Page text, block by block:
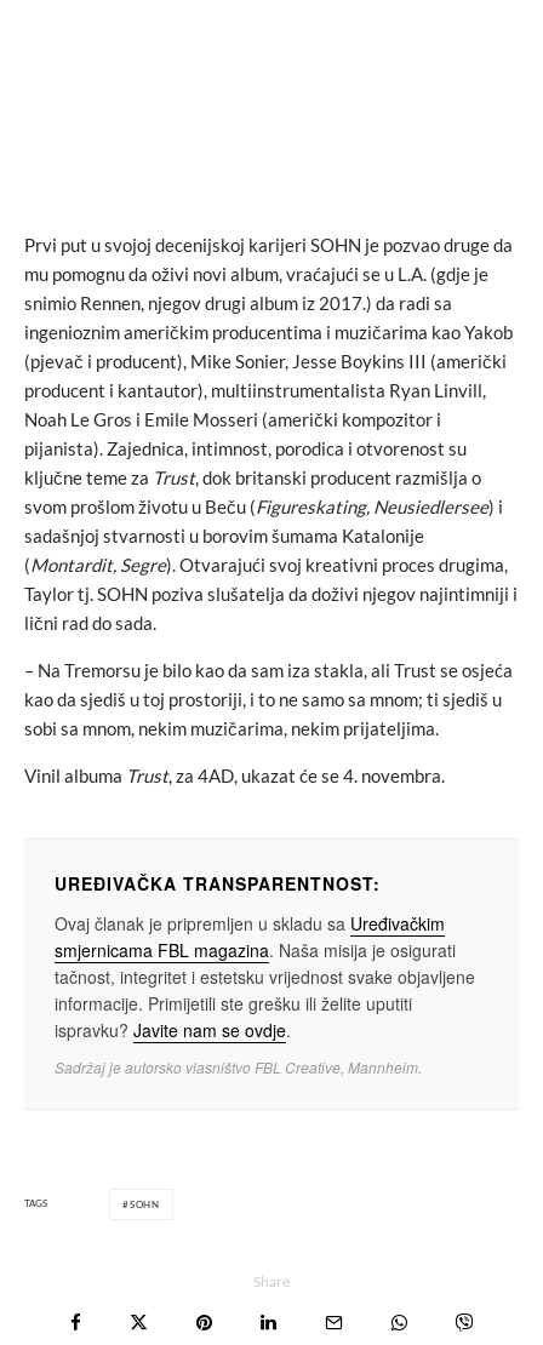
Prvi put u svojoj decenijskoj karijeri SOHN je pozvao druge da
mu pomognu da oživi novi album, vraćajući se u L.A. (gdje je
snimio Rennen, njegov drugi album iz 2017.) da radi sa
ingenioznim američkim producentima i muzičarima kao Yakob
(pjevač i producent), Mike Sonier, Jesse Boykins III (američki
producent i kantautor), multiinstrumentalista Ryan Linvill,
Noah Le Gros i Emile Mosseri (američki kompozitor i
pijanista). Zajednica, intimnost, porodica i otvorenost su
ključne teme za Trust, dok britanski producent razmišlja o
svom prošlom životu u Beču (Figureskating, Neusiedlersee) i
sadašnjoj stvarnosti u borovim šumama Katalonije
(Montardit, Segre). Otvarajući svoj kreativni proces drugima,
Taylor tj. SOHN poziva slušatelja da doživi njegov najintimniji i
lični rad do sada.
– Na Tremorsu je bilo kao da sam iza stakla, ali Trust se osjeća
kao da sjediš u toj prostoriji, i to ne samo sa mnom; ti sjediš u
sobi sa mnom, nekim muzičarima, nekim prijateljima.
Vinil albuma Trust, za 4AD, ukazat će se 4. novembra.
UREĐIVAČKA TRANSPARENTNOST:
Ovaj članak je pripremljen u skladu sa Uređivačkim
smjernicama FBL magazina. Naša misija je osigurati
tačnost, integritet i estetsku vrijednost svake objavljene
informacije. Primijetili ste grešku ili želite uputiti
ispravku? Javite nam se ovdje.
Sadržaj je autorsko vlasništvo FBL Creative, Mannheim.
TAGS SOHN
Share